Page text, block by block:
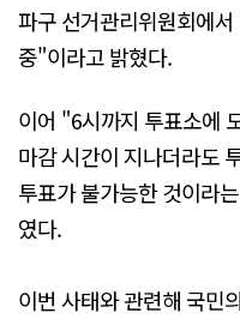
파구 선거관리위원회에
중"이라고 밝혔다.
이어 "6시까지 투표소에
마감 시간이 지나더라도
투표가 불가능한 것이라
였다.
이번 사태와 관련해 국민